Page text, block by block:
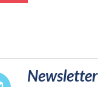
Newsletter